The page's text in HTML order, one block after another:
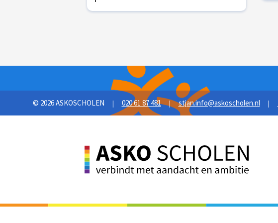
© 2026 ASKOSCHOLEN | 020 61 87 481 | stjan.info@askoscholen.nl |